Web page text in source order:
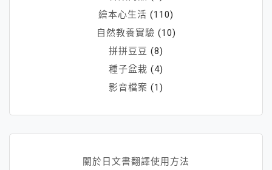
繪本心生活 (110)
自然教養實驗 (10)
拼拼豆豆 (8)
種子盆栽 (4)
影音檔案 (1)
關於日文書翻譯使用方法